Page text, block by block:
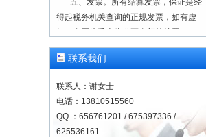
得起税务机关查询的正规发票，如有虚
假，自愿接受十倍发票金额的处罚。
七、业务咨询 欢迎联系
13810515560
一、正规注册，合法经营。本单位为
正规注册公司（营业执照注册号：
91110228103008056T），成立于2000
年8月。建立有质量监控与管理服务体
联系我们
联系人：谢女士
电话：13810515560
QQ ：656761201 / 675397336 /
625536161